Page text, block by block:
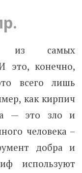
из самых
это, конечно,
всего лишь
как кирпич
— это зло и
человека –
добра и
используют